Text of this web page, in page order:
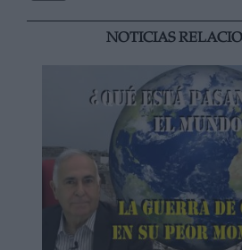
NOTICIAS